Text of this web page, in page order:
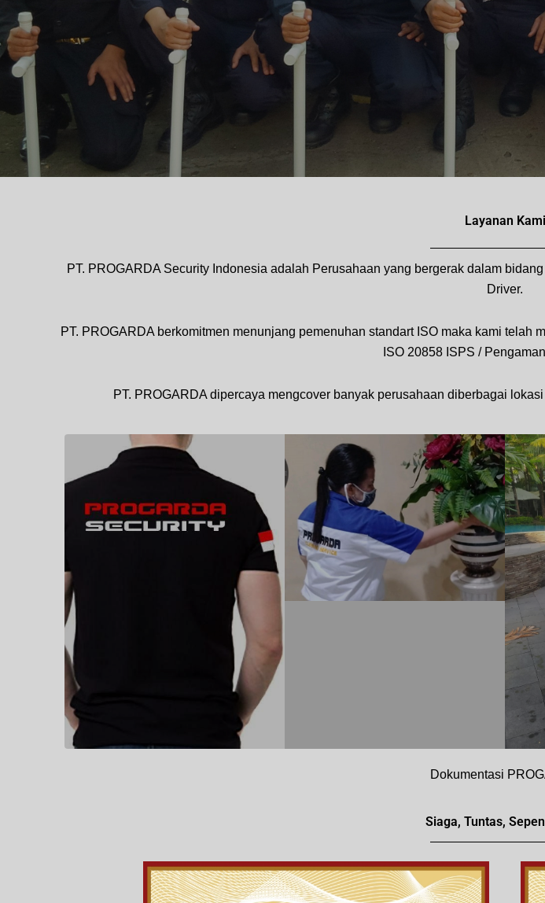
Layanan Kami
PT. PROGARDA Security Indonesia adalah Perusahaan yang bergerak dalam
Driver.
PT. PROGARDA berkomitmen menunjang pemenuhan standart ISO maka kami telah
ISO 20858 ISPS /
PT. PROGARDA dipercaya mengcover banyak perusahaan diberbagai
Dokumentasi
Siaga, Tuntas,